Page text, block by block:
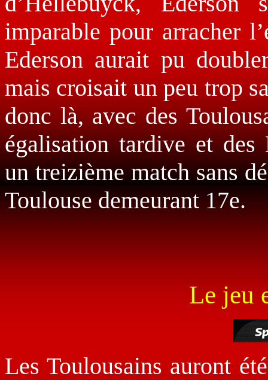
imparable pour arracher
Ederson aurait pu
mais croisait un peu trop
donc là, avec des
égalisation tardive et
un treizième match sans
Toulouse demeurant 17e.
Le jeu
Les Toulousains auront